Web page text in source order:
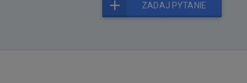
ZADAJ PYTANIE